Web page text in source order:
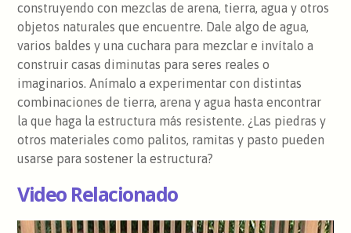
construyendo con mezclas de arena, tierra, agua y otros
objetos naturales que encuentre. Dale algo de agua,
varios baldes y una cuchara para mezclar e invítalo a
construir casas diminutas para seres reales o
imaginarios. Anímalo a experimentar con distintas
combinaciones de tierra, arena y agua hasta encontrar
la que haga la estructura más resistente. ¿Las piedras y
otros materiales como palitos, ramitas y pasto pueden
usarse para sostener la estructura?
Video Relacionado